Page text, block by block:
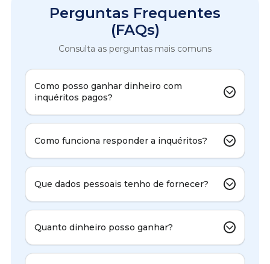
Perguntas Frequentes
(FAQs)
Consulta as perguntas mais comuns
Como posso ganhar dinheiro com
inquéritos pagos?
Como funciona responder a inquéritos?
Que dados pessoais tenho de fornecer?
Quanto dinheiro posso ganhar?